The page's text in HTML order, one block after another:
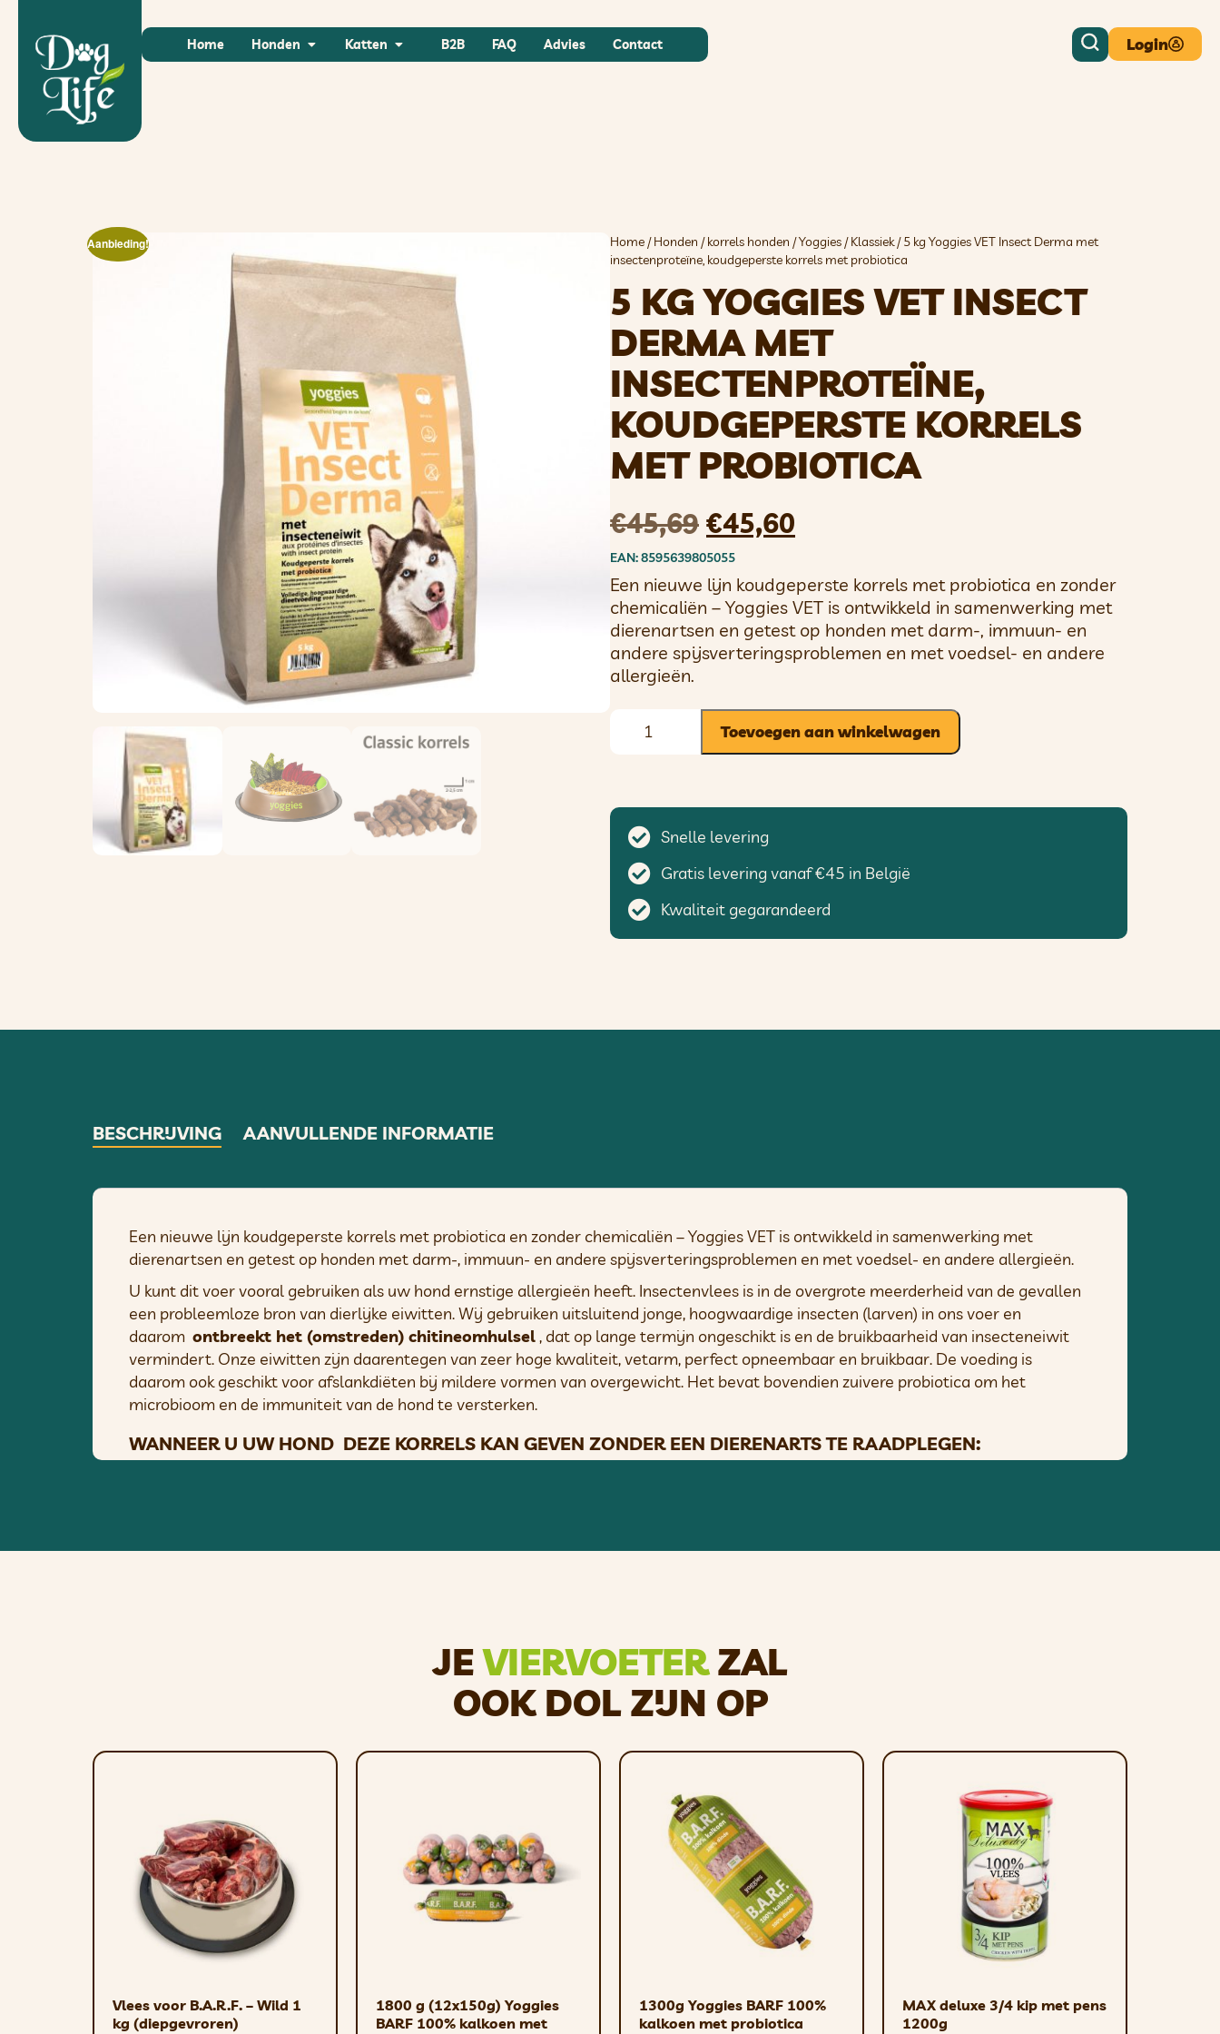
Home Honden Katten B2B FAQ Advies Contact Login
Aanbieding! Home /Honden /korrels honden /Yoggies /Klassiek / 5 kg Yoggies VET Insect Derma met
insectenproteïne, koudgeperste korrels met probiotica
5 KG YOGGIES VET INSECT
DERMA MET
INSECTENPROTEÏNE,
KOUDGEPERSTE KORRELS
MET PROBIOTICA
€45,69 €45,60
EAN: 8595639805055
Een nieuwe lijn koudgeperste korrels met probiotica en zonder
chemicaliën – Yoggies VET is ontwikkeld in samenwerking met
dierenartsen en getest op honden met darm-, immuun- en
andere spijsverteringsproblemen en met voedsel- en andere
allergieën.
Toevoegen aan winkelwagen
Snelle levering
Gratis levering vanaf €45 in België
Kwaliteit gegarandeerd
BESCHRIJVING AANVULLENDE INFORMATIE
Een nieuwe lijn koudgeperste korrels met probiotica en zonder chemicaliën – Yoggies VET is ontwikkeld in samenwerking met
dierenartsen en getest op honden met darm-, immuun- en andere spijsverteringsproblemen en met voedsel- en andere allergieën.
U kunt dit voer vooral gebruiken als uw hond ernstige allergieën heeft. Insectenvlees is in de overgrote meerderheid van de gevallen
een probleemloze bron van dierlijke eiwitten. Wij gebruiken uitsluitend jonge, hoogwaardige insecten (larven) in ons voer en
daarom ontbreekt het (omstreden) chitineomhulsel, dat op lange termijn ongeschikt is en de bruikbaarheid van insecteneiwit
vermindert. Onze eiwitten zijn daarentegen van zeer hoge kwaliteit, vetarm, perfect opneembaar en bruikbaar. De voeding is
daarom ook geschikt voor afslankdiëten bij mildere vormen van overgewicht. Het bevat bovendien zuivere probiotica om het
microbioom en de immuniteit van de hond te versterken.
WANNEER U UW HOND DEZE KORRELS KAN GEVEN ZONDER EEN DIERENARTS TE RAADPLEGEN:
– Tijdens een eliminatiedieet, omdat er problematische eiwitten in de voeding zijn aangetroffen; wij adviseren om gedurende 8
– Voor honden die allergisch zijn voor BARF – geschikt als alternatief voor op reis (probeer het liever eerst thuis), als tussendoortje of
als snel beschikbare maaltijd als u per ongeluk vergeet het eten te ontdooien.
WANNEER U EEN DIERENARTS MOET RAADPLEGEN OVER HET INTRODUCEREN VAN DIT VOEDSEL:
Holistische hondenvoeding
is een voedingsbenadering die de nadruk legt op een holistische visie op de gezondheid en het welzijn
van een hond. Dat is precies wat de brokken van Yoggies zijn. Dit concept omvat een hoogwaardig en evenwichtig dieet, met de
nadruk op natuurlijke en verse ingrediënten. Bij holistische voeding wordt niet alleen rekening gehouden met de fysieke behoeften
van de hond, maar ook met zijn mentale en sociale aspecten. Daarbij ligt de nadruk op preventie en het bevorderen van het
algemene welzijn door middel van voeding en levensstijl.
Normale korrels hebben een gangbare grootte en zijn geschikt voor middelgrote en grote rassen. Voor kleine rassen en puppy’s kunt u
SAMENSTELLING
JEVIERVOETERZAL
OOK DOL ZIJN OP
Vlees voor B.A.R.F. – Wild 1
kg (diepgevroren)
1800 g (12x150g) Yoggies
BARF 100% kalkoen met
1300g Yoggies BARF 100%
kalkoen met probiotica
MAX deluxe 3/4 kip met pens
1200g